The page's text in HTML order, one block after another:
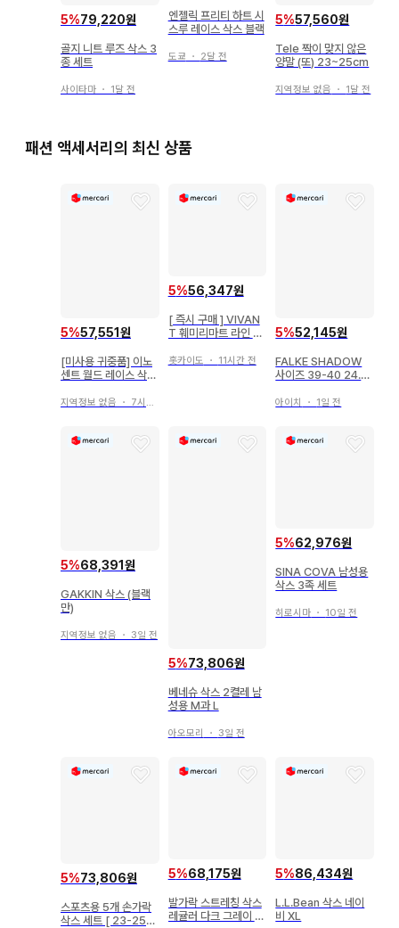
5%79,220원
골지 니트 루즈 삭스 3
종 세트
사이타마 ・ 1달 전
엔젤릭 프리티 하트 시
스루 레이스 삭스 블랙
도쿄 ・ 2달 전
5%57,560원
Tele 짝이 맞지 않은
양말 (또) 23~25cm
지역정보 없음 ・ 1달 전
패션 액세서리의 최신 상품
5%57,551원
[미사용 귀중품] 이노
센트 월드 레이스 삭스
지역정보 없음 ・ 7시간 전
5%56,347원
[ 즉시 구매 ] VIVAN
T 훼미리마트 라인 양
세트
홋카이도 ・ 11시간 전
5%52,145원
FALKE SHADOW
사이즈 39-40 24.5
아이치 ・ 1일 전
5%68,391원
GAKKIN 삭스 (블랙
만)
지역정보 없음 ・ 3일 전
5%73,806원
베네슈 삭스 2켤레 남
성용 M과 L
아오모리 ・ 3일 전
5%62,976원
SINA COVA 남성용
삭스 3족 세트
히로시마 ・ 10일 전
5%73,806원
스포츠용 5개 손가락
삭스 세트 [ 23-25c
5%68,175원
발가락 스트레칭 삭스
레귤러 다크 그레이 S
5%86,434원
L.L.Bean 삭스 네이
비 XL